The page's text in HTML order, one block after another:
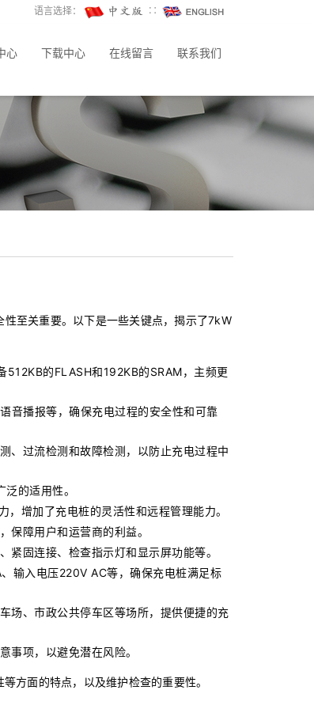
语言选择： ∷
心 下载中心 在线留言 联系我们
至关重要。以下是一些关键点，揭示了7kW
的FLASH和192KB的SRAM，主频更
音播报等，确保充电过程的安全性和可靠
、过流检测和故障检测，以防止充电过程中
的适用性。
增加了充电桩的灵活性和远程管理能力。
保障用户和运营商的利益。
紧固连接、检查指示灯和显示屏功能等。
输入电压220V AC等，确保充电桩满足标
场、市政公共停车区等场所，提供便捷的充
事项，以避免潜在风险。
方面的特点，以及维护检查的重要性。